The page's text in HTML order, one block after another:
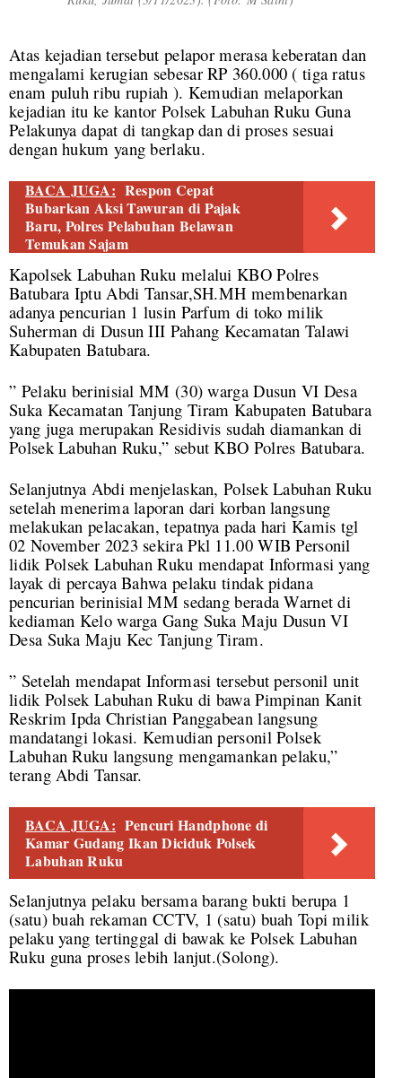
Atas kejadian tersebut pelapor merasa keberatan dan
mengalami kerugian sebesar RP 360.000 ( tiga ratus
enam puluh ribu rupiah ). Kemudian melaporkan
kejadian itu ke kantor Polsek Labuhan Ruku Guna
Pelakunya dapat di tangkap dan di proses sesuai
dengan hukum yang berlaku.
BACA JUGA: Respon Cepat
Bubarkan Aksi Tawuran di Pajak
Baru, Polres Pelabuhan Belawan
Temukan Sajam
Kapolsek Labuhan Ruku melalui KBO Polres
Batubara Iptu Abdi Tansar,SH.MH membenarkan
adanya pencurian 1 lusin Parfum di toko milik
Suherman di Dusun III Pahang Kecamatan Talawi
Kabupaten Batubara.
” Pelaku berinisial MM (30) warga Dusun VI Desa
Suka Kecamatan Tanjung Tiram Kabupaten Batubara
yang juga merupakan Residivis sudah diamankan di
Polsek Labuhan Ruku,” sebut KBO Polres Batubara.
Selanjutnya Abdi menjelaskan, Polsek Labuhan Ruku
setelah menerima laporan dari korban langsung
melakukan pelacakan, tepatnya pada hari Kamis tgl
02 November 2023 sekira Pkl 11.00 WIB Personil
lidik Polsek Labuhan Ruku mendapat Informasi yang
layak di percaya Bahwa pelaku tindak pidana
pencurian berinisial MM sedang berada Warnet di
kediaman Kelo warga Gang Suka Maju Dusun VI
Desa Suka Maju Kec Tanjung Tiram.
” Setelah mendapat Informasi tersebut personil unit
lidik Polsek Labuhan Ruku di bawa Pimpinan Kanit
Reskrim Ipda Christian Panggabean langsung
mandatangi lokasi. Kemudian personil Polsek
Labuhan Ruku langsung mengamankan pelaku,”
terang Abdi Tansar.
BACA JUGA: Pencuri Handphone di
Kamar Gudang Ikan Diciduk Polsek
Labuhan Ruku
Selanjutnya pelaku bersama barang bukti berupa 1
(satu) buah rekaman CCTV, 1 (satu) buah Topi milik
pelaku yang tertinggal di bawak ke Polsek Labuhan
Ruku guna proses lebih lanjut.(Solong).